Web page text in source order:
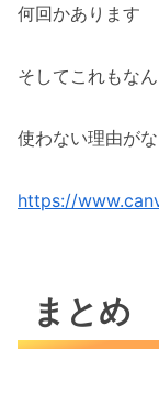
何回かあります
そしてこれもな
使わない理由が
https://
まとめ